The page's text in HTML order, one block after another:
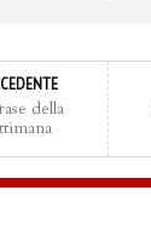
della